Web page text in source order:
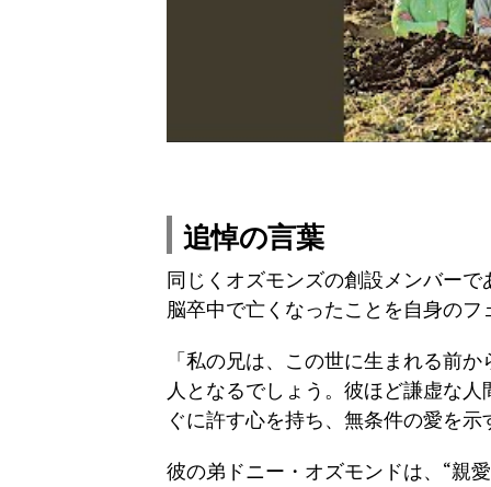
追悼の言葉
同じくオズモンズの創設メンバー
脳卒中で亡くなったことを自身の
「私の兄は、この世に生まれる前
人となるでしょう。彼ほど謙虚な
ぐに許す心を持ち、無条件の愛を
彼の弟ドニー・オズモンドは、“親